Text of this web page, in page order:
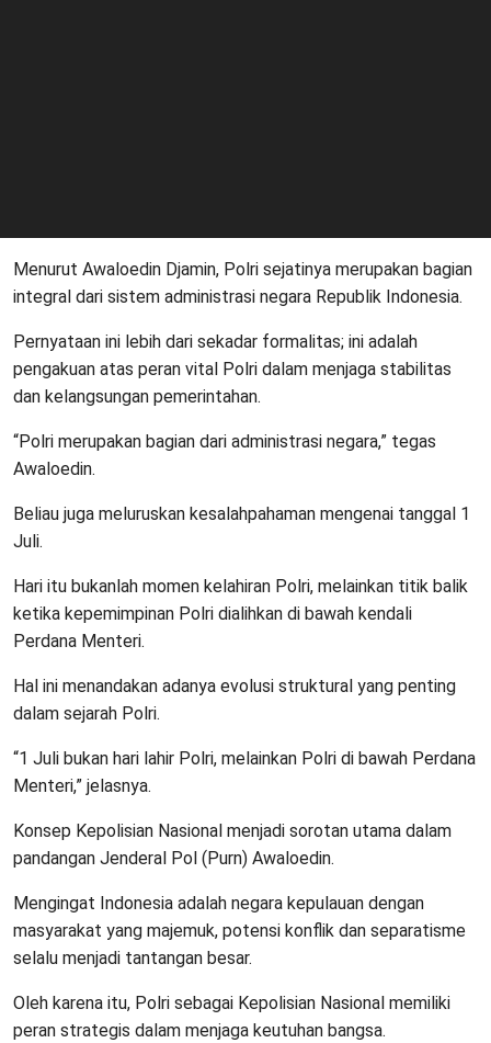
Menurut Awaloedin Djamin, Polri sejatinya merupakan bagian
integral dari sistem administrasi negara Republik Indonesia.
Pernyataan ini lebih dari sekadar formalitas; ini adalah
pengakuan atas peran vital Polri dalam menjaga stabilitas
dan kelangsungan pemerintahan.
“Polri merupakan bagian dari administrasi negara,” tegas
Awaloedin.
Beliau juga meluruskan kesalahpahaman mengenai tanggal 1
Juli.
Hari itu bukanlah momen kelahiran Polri, melainkan titik balik
ketika kepemimpinan Polri dialihkan di bawah kendali
Perdana Menteri.
Hal ini menandakan adanya evolusi struktural yang penting
dalam sejarah Polri.
“1 Juli bukan hari lahir Polri, melainkan Polri di bawah Perdana
Menteri,” jelasnya.
Konsep Kepolisian Nasional menjadi sorotan utama dalam
pandangan Jenderal Pol (Purn) Awaloedin.
Mengingat Indonesia adalah negara kepulauan dengan
masyarakat yang majemuk, potensi konflik dan separatisme
selalu menjadi tantangan besar.
Oleh karena itu, Polri sebagai Kepolisian Nasional memiliki
peran strategis dalam menjaga keutuhan bangsa.